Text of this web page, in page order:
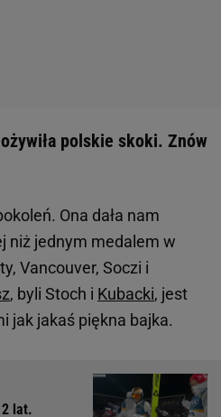
polskie skoki. Znów
Ona dała nam
niż jednym medalem w
Vancouver, Soczi i
, byli Stoch i Kubacki, jest
jak jakaś piękna bajka.
lat.